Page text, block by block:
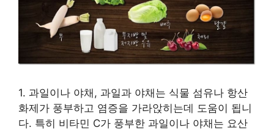
1. 과일이나 야채, 과일과 야채는 식물 섬유나 항산
화제가 풍부하고 염증을 가라앉히는데 도움이 됩니
다. 특히 비타민 C가 풍부한 과일이나 야채는 요산